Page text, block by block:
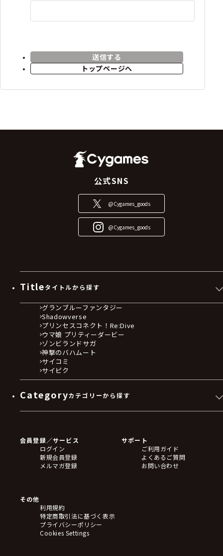
いてのお客様の同意も有効に存続するものとしま
当社は、民法第548条の4の規定により本規約を随
イト上に掲示することとし、当該掲示がなされた時
場合には事前に当サイトにて変更後の本規約を掲示
することとし、変更後の本規約は事前に告知した効
力発生時期からその効力が生じるものとします。
当社は、本規約の変更によってお客様に生じた不利
益や損害については、一切責任を負いません。
第２条 本サービスの利用
本サービスの利用にあたって、お客様は、当サイト
該情報に誤りがあったことによるお客様への損害や
社は、お客様が以下のいずれかに該当すると判断し
た場合は、お客様に対して事前に通知することな
く、本サービスの全部又は一部の利用を停止、売買
契約の解除その他必要な措置をとることができるも
のとします。なお、これによりお客様に生じた損害
については、当社は一切責任を負いません。
(1) 入力又は登録した情報に誤りがあり、当社から
(2) 当社から連絡をしているにもかかわらず、お客
様から一定期間電子メールでのご返信を一切いただ
わず、お客様が購入された商品等を受領しない場合
(4) 支払能力がない場合、債務超過、無資力、破産
手続開始、民事再生手続開始、その他の倒産手続開
(6) 法律行為を有効に行う能力を有していない場合
(7) 決済事業者等から、お客様の本サービスの利用
を停止する要請があった場合
トップページへ
送信する
公式SNS
@Cygames_goods
@Cygames_goods
Titleタイトルから探す
グランブルーファンタジー
Shadowverse
プリンセスコネクト！Re:Dive
ウマ娘 プリティーダービー
ゾンビランドサガ
神撃のバハムート
サイコミ
サイピク
Categoryカテゴリーから探す
フィギュア
アクリルスタンド
バッジ
キーホルダー・ストラップ
ステッカー・シール・カード
タペストリー・ポスター
アームサポーター
ブレードホルダー
会員登録／サービス
ログイン
新規会員登録
メルマガ登録
サポート
ご利用ガイド
よくあるご質問
お問い合わせ
その他
利用規約
特定商取引法に基づく表示
プライバシーポリシー
Cookies Settings